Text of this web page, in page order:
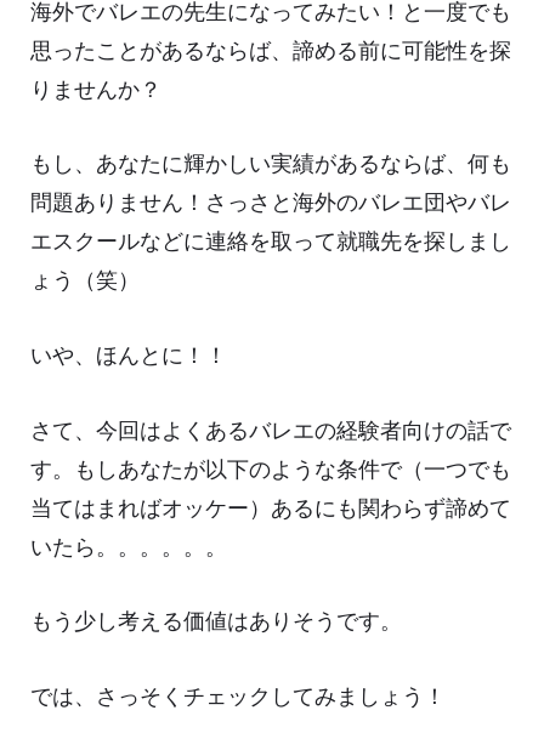
海外でバレエの先生になってみたい！と一度でも
思ったことがあるならば、諦める前に可能性を探
りませんか？
もし、あなたに輝かしい実績があるならば、何も
問題ありません！さっさと海外のバレエ団やバレ
エスクールなどに連絡を取って就職先を探しまし
ょう（笑）
いや、ほんとに！！
さて、今回はよくあるバレエの経験者向けの話で
す。もしあなたが以下のような条件で（一つでも
当てはまればオッケー）あるにも関わらず諦めて
いたら。。。。。。
もう少し考える価値はありそうです。
では、さっそくチェックしてみましょう！